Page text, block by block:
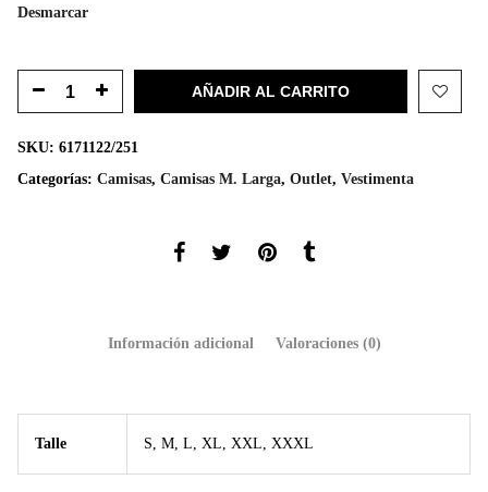
Desmarcar
AÑADIR AL CARRITO
SKU: 6171122/251
Categorías: Camisas, Camisas M. Larga, Outlet, Vestimenta
Información adicional Valoraciones (0)
Talle S, M, L, XL, XXL, XXXL